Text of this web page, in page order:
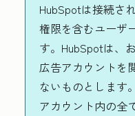
HubSpotは接続さ
権限を含むユーザ
す。HubSpotは、
広告アカウントを
ないものとします
アカウント内の全